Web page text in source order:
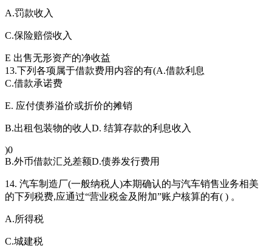
A.罚款收入
C.保险赔偿收入
E 出售无形资产的净收益
13.下列各项属于借款费用内容的有(A.借款利息
C.借款承诺费
E. 应付债券溢价或折价的摊销
B.出租包装物的收人D. 结算存款的利息收入
)0
B.外币借款汇兑差额D.债券发行费用
14. 汽车制造厂(一般纳税人)本期确认的与汽车销售业务相美
的下列税费,应通过“营业税金及附加”账户核算的有( ) 。
A.所得税
C.城建税